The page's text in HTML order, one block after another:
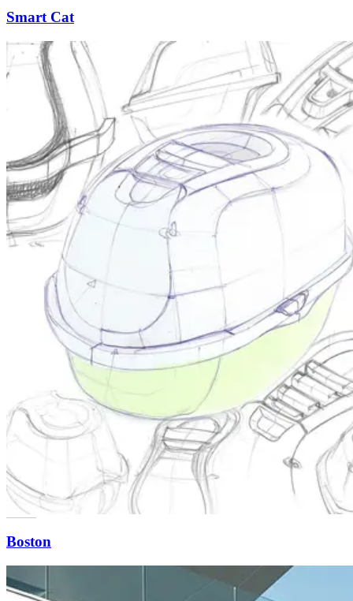
Smart Cat
Boston